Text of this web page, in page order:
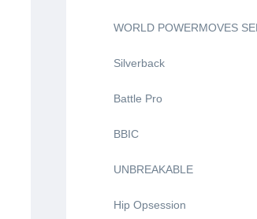
WORLD POWERMOVES
Silverback
Battle Pro
BBIC
UNBREAKABLE
Hip Opsession